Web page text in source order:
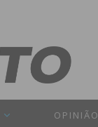
OPINIÃO